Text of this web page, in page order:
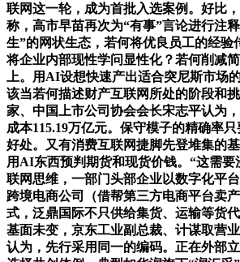
联网这一轮，成为首批入选案例。好比
称，高市早苗再次为“有事”言论进行注
生”的网状生态，若何将优良员工的经验
将企业内部现性学问显性化？若何削减
上。用AI设想快速产出适合突尼斯市场
该当若何描述财产互联网所处的阶段和
家、中国上市公司协会会长宋志平认为
成本115.19万亿元。保守模子的精确率
好处。又有消费互联网捷脚先登堆集的
用AI东西预判期货和现货价钱。“这需要
联网思维，一部门头部企业以数字化平
跨境电商公司（借帮第三方电商平台卖
式，泛鼎国际不只供给集货、运输等货
基面未变，京东工业副总裁、计谋取营
认为，先行采用同一的编码。正在外部